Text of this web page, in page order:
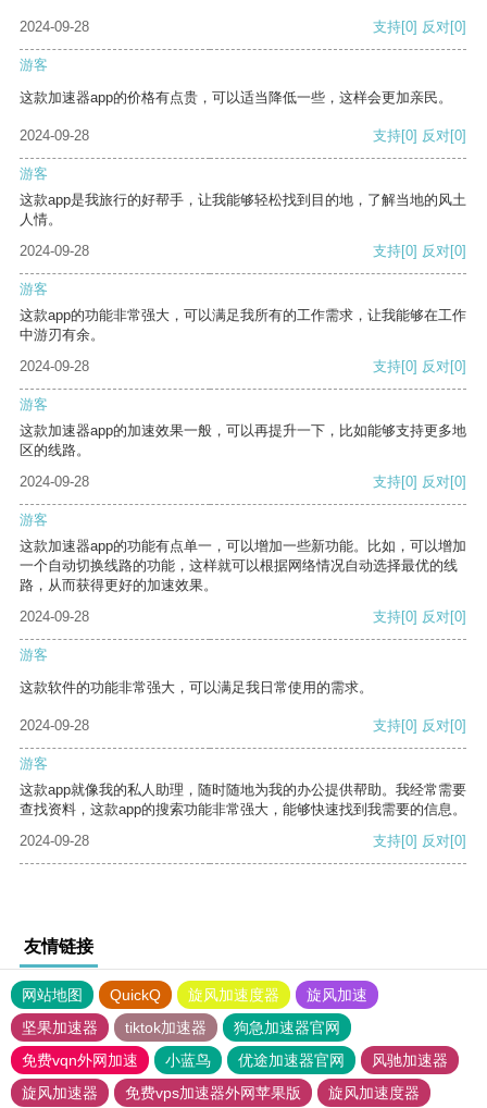
2024-09-28 支持[0] 反对[0]
游客
这款加速器app的价格有点贵，可以适当降低一些，这样会更加亲民。
2024-09-28 支持[0] 反对[0]
游客
这款app是我旅行的好帮手，让我能够轻松找到目的地，了解当地的风土
人情。
2024-09-28
支持[0] 反对[0]
游客
这款app的功能非常强大，可以满足我所有的工作需求，让我能够在工作
中游刃有余。
2024-09-28
支持[0] 反对[0]
游客
这款加速器app的加速效果一般，可以再提升一下，比如能够支持更多地
区的线路。
2024-09-28
支持[0] 反对[0]
游客
这款加速器app的功能有点单一，可以增加一些新功能。比如，可以增加
一个自动切换线路的功能，这样就可以根据网络情况自动选择最优的线
路，从而获得更好的加速效果。
2024-09-28
支持[0] 反对[0]
游客
这款软件的功能非常强大，可以满足我日常使用的需求。
2024-09-28 支持[0] 反对[0]
游客
这款app就像我的私人助理，随时随地为我的办公提供帮助。我经常需要
查找资料，这款app的搜索功能非常强大，能够快速找到我需要的信息。
2024-09-28
支持[0] 反对[0]
友情链接
网站地图 QuickQ 旋风加速度器
旋风加速
坚果加速器
tiktok加速器
狗急加速器官网
免费vqn外网加速
小蓝鸟 优途加速器官网
风驰加速器
旋风加速器
免费vps加速器外网苹果版 旋风加速度器